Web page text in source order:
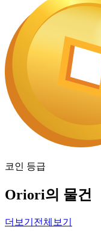
코인 등급
Oriori의 물건
더보기 전체보기